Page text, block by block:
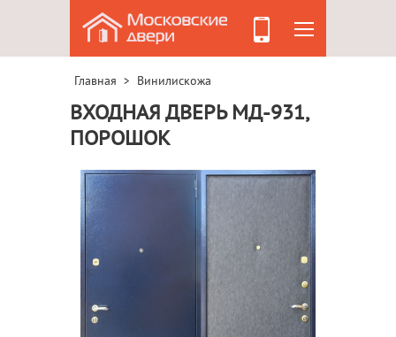
Главная > Винилискожа
ВХОДНАЯ ДВЕРЬ МД-931,
ПОРОШОК